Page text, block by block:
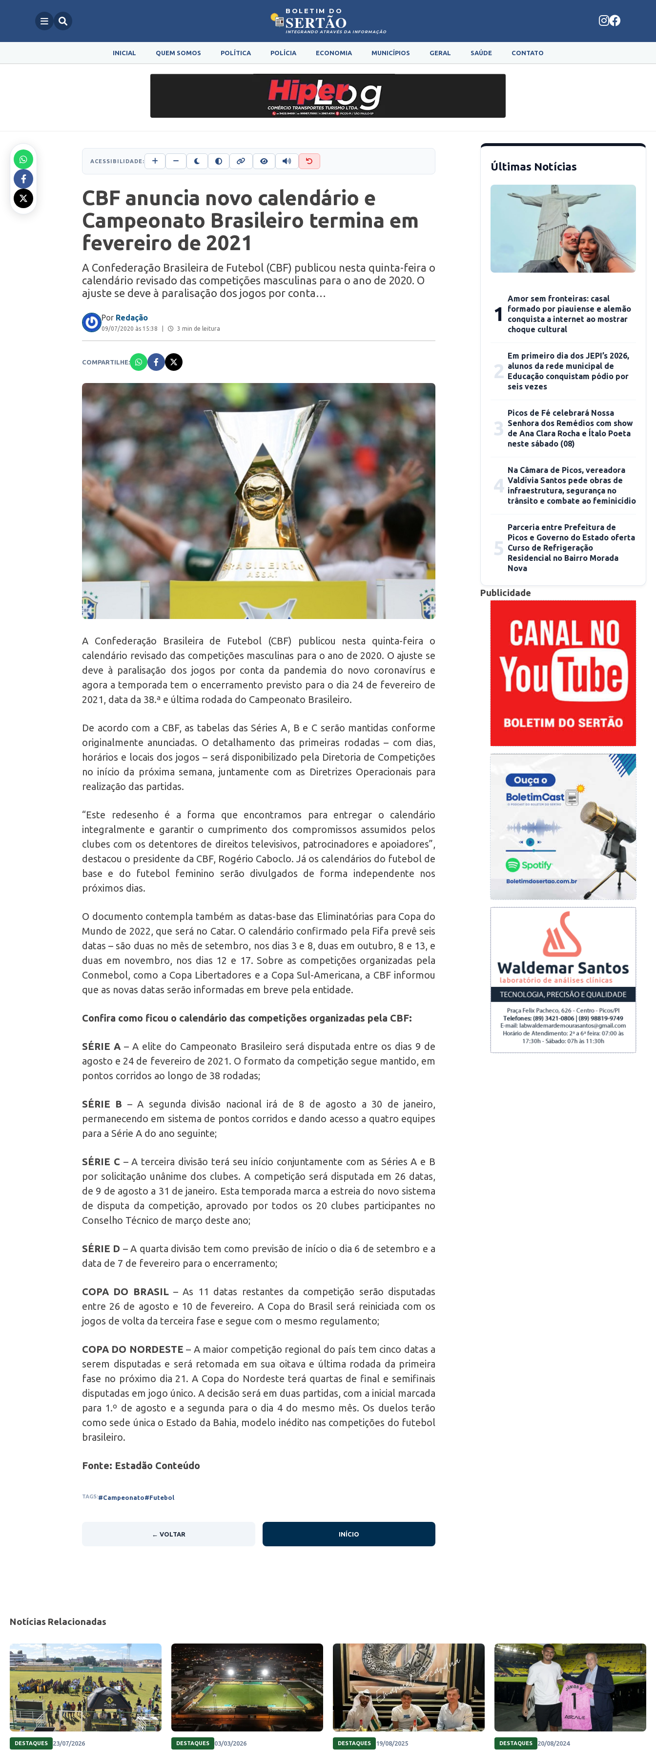
BOLETIM DO
SERTÃO
INTEGRANDO ATRAVÉS DA INFORMAÇÃO
INICIAL QUEM SOMOS POLÍTICA POLÍCIA ECONOMIA MUNICÍPIOS GERAL SAÚDE CONTATO
ACESSIBILIDADE:
CBF anuncia novo calendário e
Campeonato Brasileiro termina em
fevereiro de 2021
A Confederação Brasileira de Futebol (CBF) publicou nesta quinta-feira o
calendário revisado das competições masculinas para o ano de 2020. O
ajuste se deve à paralisação dos jogos por conta…
Por Redação
09/07/2020 às 15:38 3 min de leitura
COMPARTILHE:
A Confederação Brasileira de Futebol (CBF) publicou nesta quinta-feira o
calendário revisado das competições masculinas para o ano de 2020. O ajuste se
deve à paralisação dos jogos por conta da pandemia do novo coronavírus e
agora a temporada tem o encerramento previsto para o dia 24 de fevereiro de
2021, data da 38.ª e última rodada do Campeonato Brasileiro.
De acordo com a CBF, as tabelas das Séries A, B e C serão mantidas conforme
originalmente anunciadas. O detalhamento das primeiras rodadas – com dias,
horários e locais dos jogos – será disponibilizado pela Diretoria de Competições
no início da próxima semana, juntamente com as Diretrizes Operacionais para
realização das partidas.
“Este redesenho é a forma que encontramos para entregar o calendário
integralmente e garantir o cumprimento dos compromissos assumidos pelos
clubes com os detentores de direitos televisivos, patrocinadores e apoiadores”,
destacou o presidente da CBF, Rogério Caboclo. Já os calendários do futebol de
base e do futebol feminino serão divulgados de forma independente nos
próximos dias.
O documento contempla também as datas-base das Eliminatórias para Copa do
Mundo de 2022, que será no Catar. O calendário confirmado pela Fifa prevê seis
datas – são duas no mês de setembro, nos dias 3 e 8, duas em outubro, 8 e 13, e
duas em novembro, nos dias 12 e 17. Sobre as competições organizadas pela
Conmebol, como a Copa Libertadores e a Copa Sul-Americana, a CBF informou
que as novas datas serão informadas em breve pela entidade.
Confira como ficou o calendário das competições organizadas pela CBF:
SÉRIE A – A elite do Campeonato Brasileiro será disputada entre os dias 9 de
agosto e 24 de fevereiro de 2021. O formato da competição segue mantido, em
pontos corridos ao longo de 38 rodadas;
SÉRIE B – A segunda divisão nacional irá de 8 de agosto a 30 de janeiro,
permanecendo em sistema de pontos corridos e dando acesso a quatro equipes
para a Série A do ano seguinte;
SÉRIE C– A terceira divisão terá seu início conjuntamente com as Séries A e B
por solicitação unânime dos clubes. A competição será disputada em 26 datas,
de 9 de agosto a 31 de janeiro. Esta temporada marca a estreia do novo sistema
de disputa da competição, aprovado por todos os 20 clubes participantes no
Conselho Técnico de março deste ano;
SÉRIE D – A quarta divisão tem como previsão de início o dia 6 de setembro e a
data de 7 de fevereiro para o encerramento;
COPA DO BRASIL– As 11 datas restantes da competição serão disputadas
entre 26 de agosto e 10 de fevereiro. A Copa do Brasil será reiniciada com os
jogos de volta da terceira fase e segue com o mesmo regulamento;
COPA DO NORDESTE – A maior competição regional do país tem cinco datas a
serem disputadas e será retomada em sua oitava e última rodada da primeira
fase no próximo dia 21. A Copa do Nordeste terá quartas de final e semifinais
disputadas em jogo único. A decisão será em duas partidas, com a inicial marcada
para 1.º de agosto e a segunda para o dia 4 do mesmo mês. Os duelos terão
como sede única o Estado da Bahia, modelo inédito nas competições do futebol
brasileiro.
Fonte: Estadão Conteúdo
TAGS:#Campeonato#Futebol
← VOLTAR INÍCIO
Últimas Notícias
1
Amor sem fronteiras: casal
formado por piauiense e alemão
conquista a internet ao mostrar
choque cultural
2
Em primeiro dia dos JEPI’s 2026,
alunos da rede municipal de
Educação conquistam pódio por
seis vezes
3
Picos de Fé celebrará Nossa
Senhora dos Remédios com show
de Ana Clara Rocha e Ítalo Poeta
neste sábado (08)
4
Na Câmara de Picos, vereadora
Valdívia Santos pede obras de
infraestrutura, segurança no
trânsito e combate ao feminicídio
5
Parceria entre Prefeitura de
Picos e Governo do Estado oferta
Curso de Refrigeração
Residencial no Bairro Morada
Nova
Publicidade
Notícias Relacionadas
DESTAQUES 23/07/2026 DESTAQUES 03/03/2026 DESTAQUES 19/08/2025 DESTAQUES 20/08/2024